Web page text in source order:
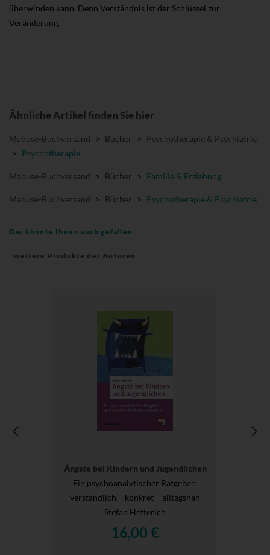
überwinden kann. Denn Verständnis ist der Schlüssel zur
Veränderung.
Ähnliche Artikel finden Sie hier
Mabuse-Buchversand > Bücher >
Psychotherapie & Psychiatrie
> Psychotherapie
Mabuse-Buchversand > Bücher > Familie & Erziehung
Mabuse-Buchversand > Bücher > Psychotherapie & Psychiatrie
Das könnte Ihnen auch gefallen
weitere Produkte der Autoren
Ängste bei Kindern und Jugendlichen
Ein psychoanalytischer Ratgeber:
verständlich – konkret – alltagsnah
Stefan Hetterich
16,00 €